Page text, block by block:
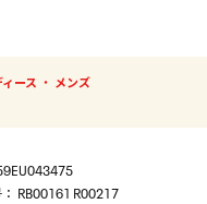
ィース ・ メンズ
： RB00161 R00217